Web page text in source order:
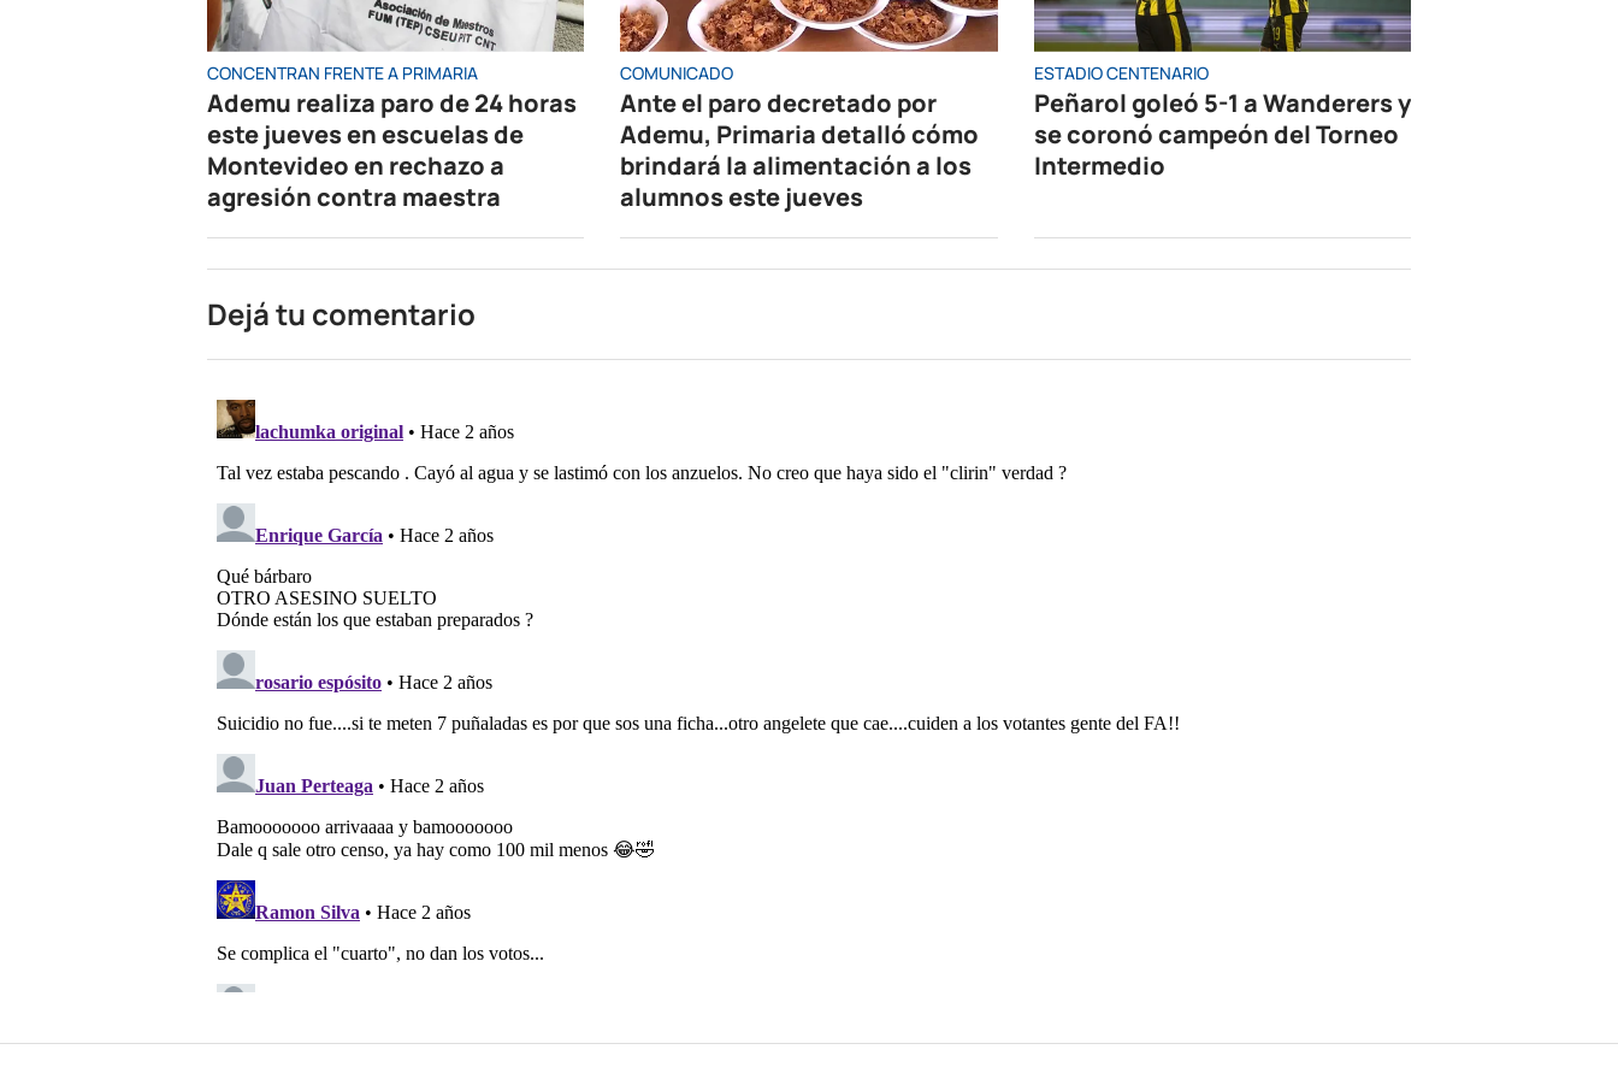
CONCENTRAN FRENTE A PRIMARIA
Ademu realiza paro de 24 horas
este jueves en escuelas de
Montevideo en rechazo a
agresión contra maestra
COMUNICADO
Ante el paro decretado por
Ademu, Primaria detalló cómo
brindará la alimentación a los
alumnos este jueves
ESTADIO CENTENARIO
Peñarol goleó 5-1 a Wanderers y
se coronó campeón del Torneo
Intermedio
Dejá tu comentario